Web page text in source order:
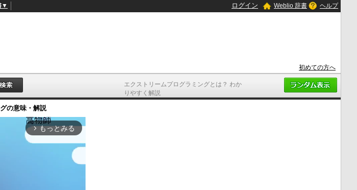
エクストリームプログラミングとは？ わか
りやすく解説
▼ ログイン Weblio 辞書 ヘルプ
初めての方へ
の意味・解説
arrow_forward_ios もっとみる